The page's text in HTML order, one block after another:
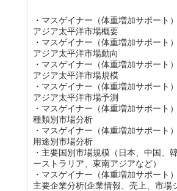
・マスゲイナー（体重増加サポート
アジア太平洋市場概要
・マスゲイナー（体重増加サポート
アジア太平洋市場動向
・マスゲイナー（体重増加サポート
アジア太平洋市場規模
・マスゲイナー（体重増加サポート
アジア太平洋市場予測
・マスゲイナー（体重増加サポート
種類別市場分析
・マスゲイナー（体重増加サポート
用途別市場分析
・主要国別市場規模（日本、中国、
ーストラリア、東南アジアなど）
・マスゲイナー（体重増加サポート
主要企業分析(企業情報、売上、市場